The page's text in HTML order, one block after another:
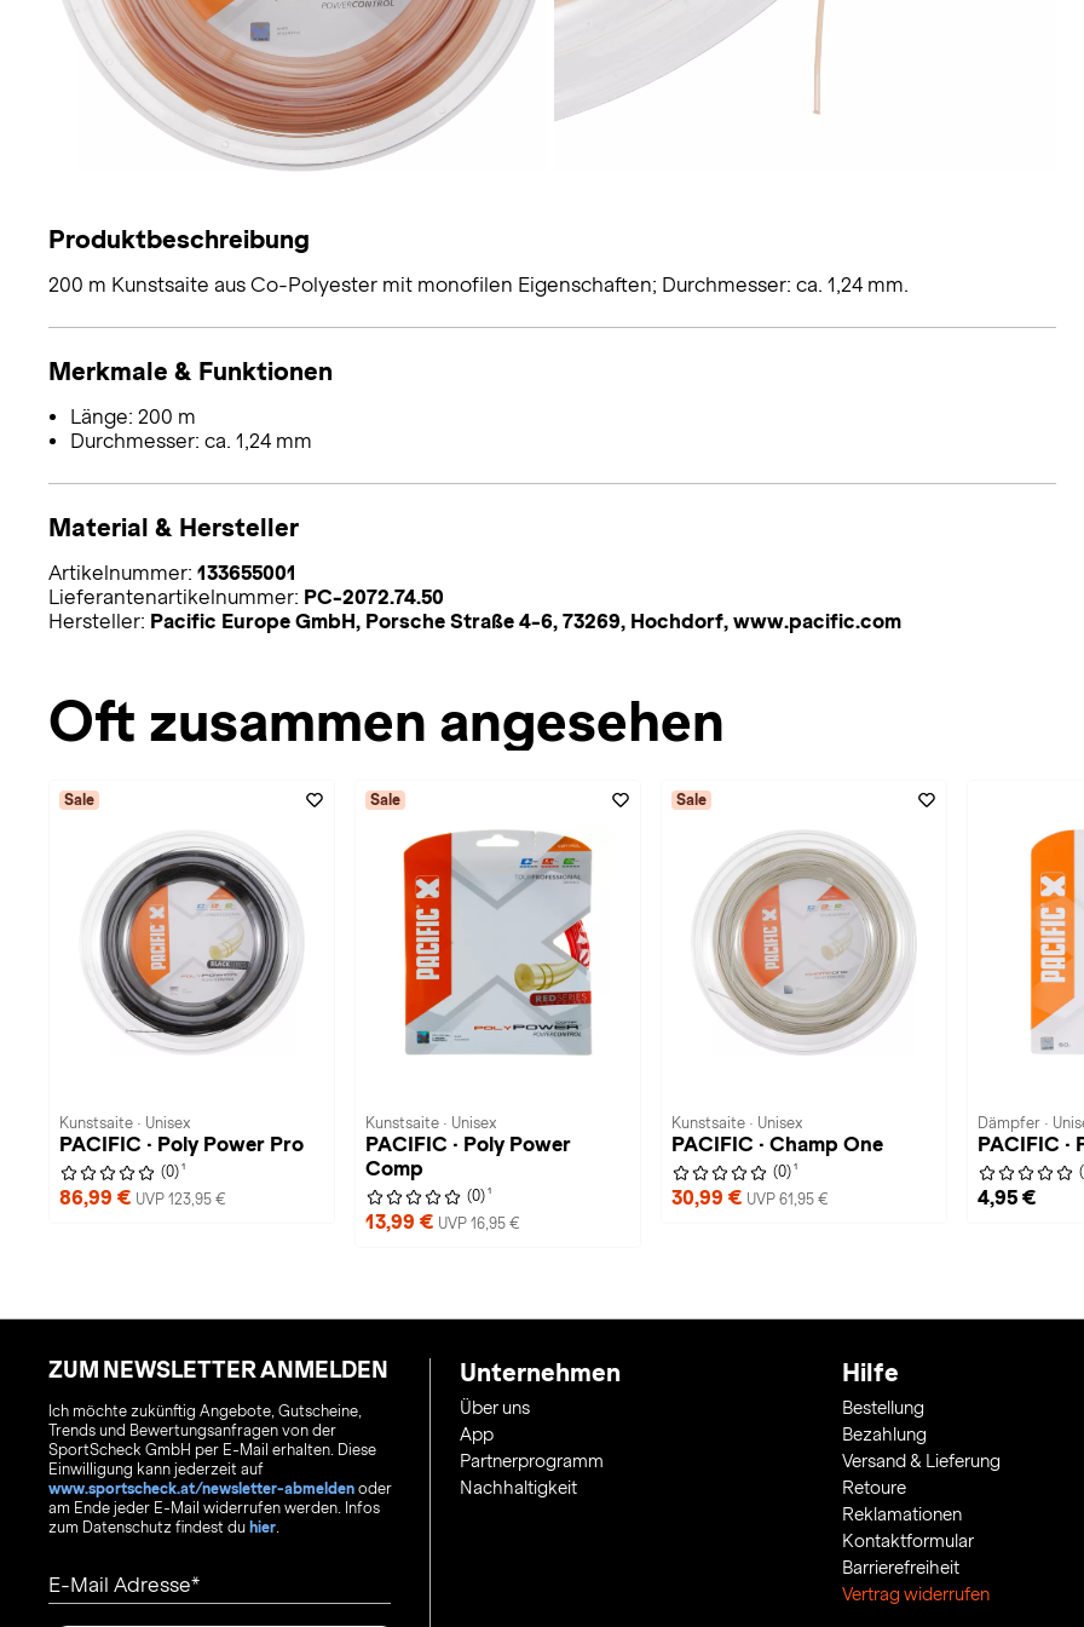
Produktbeschreibung
200 m Kunstsaite aus Co-Polyester mit monofilen Eigenschaften; Durchmesser: ca. 1,24 mm.
Merkmale & Funktionen
Länge: 200 m
Durchmesser: ca. 1,24 mm
Material & Hersteller
Artikelnummer: 133655001
Lieferantenartikelnummer: PC-2072.74.50
Hersteller: Pacific Europe GmbH, Porsche Straße 4-6, 73269, Hochdorf, www.pacific.com
Oft zusammen angesehen
Sale
Kunstsaite · Unisex
PACIFIC · Poly Power Pro
(0) 1
86,99 € UVP 123,95 €
Sale
Kunstsaite · Unisex
PACIFIC · Poly Power
Comp
(0) 1
13,99 € UVP 16,95 €
Sale
Kunstsaite · Unisex
PACIFIC · Champ One
(0) 1
30,99 € UVP 61,95 €
Dämpfer ·
PACIFIC ·
4,95 €
ZUM NEWSLETTER ANMELDEN
Ich möchte zukünftig Angebote, Gutscheine,
Trends und Bewertungsanfragen von der
SportScheck GmbH per E-Mail erhalten. Diese
Einwilligung kann jederzeit auf
www.sportscheck.at/newsletter-abmelden oder
am Ende jeder E-Mail widerrufen werden. Infos
zum Datenschutz findest du hier.
E-Mail Adresse
Unternehmen
Über uns
App
Partnerprogramm
Nachhaltigkeit
Hilfe
Bestellung
Bezahlung
Versand & Lieferung
Retoure
Reklamationen
Kontaktformular
Barrierefreiheit
Vertrag widerrufen